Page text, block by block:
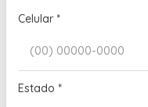
Celular *
Estado *